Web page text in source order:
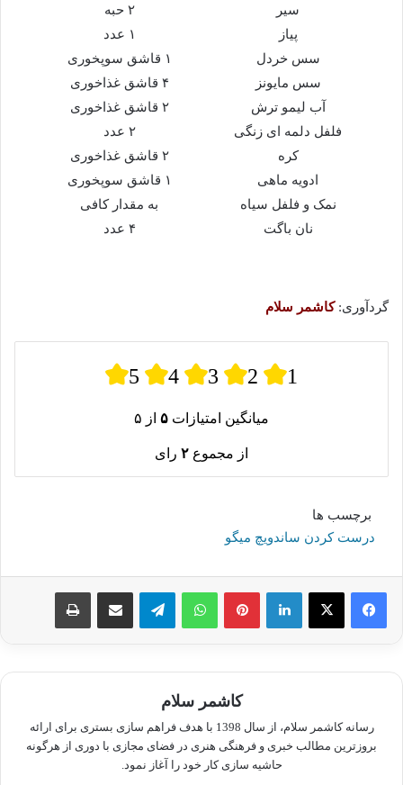
سیر
۲ حبه
پیاز
۱ عدد
سس خردل
۱ قاشق سوپخوری
سس مایونز
۴ قاشق غذاخوری
آب لیمو ترش
۲ قاشق غذاخوری
فلفل دلمه ای زنگی
۲ عدد
کره
۲ قاشق غذاخوری
ادویه ماهی
۱ قاشق سوپخوری
نمک و فلفل سیاه
به مقدار کافی
نان باگت
۴ عدد
گردآوری: کاشمر سلام
5 4 3 2 1
میانگین امتیازات ۵ از ۵
از مجموع ۲ رای
برچسب ها
درست کردن ساندویچ میگو
لینکدین پینترستواتس آپ تلگرام اشتراک گذاری از طریق ایمیل چاپ
کاشمر سلام
رسانه کاشمر سلام، از سال 1398 با هدف فراهم سازی بستری برای ارائه
بروزترین مطالب خبری و فرهنگی هنری در فضای مجازی با دوری از هرگونه
حاشیه سازی کار خود را آغاز نمود.